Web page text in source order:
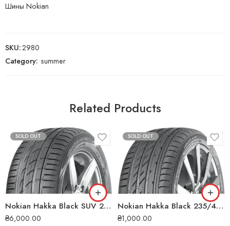
Шины Nokian
SKU:2980
Category: summer
Related Products
SOLD OUT
Nokian Hakka Black SUV 265/50 R20 111W XL літня шина
₴6,000.00
SOLD OUT
Nokian Hakka Black 235/45 ZR17 97Y XL літня шина
₴1,000.00